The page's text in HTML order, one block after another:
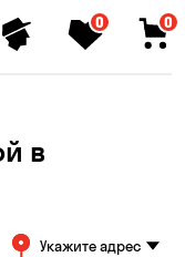
0 0
в
Укажите адрес